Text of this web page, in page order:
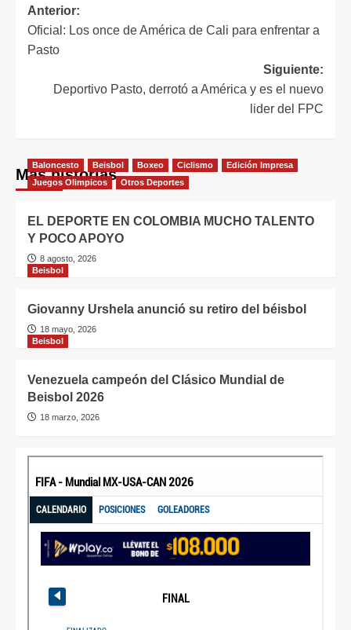
Anterior:
Oficial: Los once de América de Cali para enfrentar a
Pasto
Siguiente:
Deportivo Pasto, derrotó a América y es el nuevo
lider del FPC
Más historias
Baloncesto Beisbol Boxeo Ciclismo
Edición Impresa
Juegos Olimpicos
Otros Deportes
EL DEPORTE EN COLOMBIA MUCHO TALENTO
Y POCO APOYO
8 agosto, 2026
Beisbol
Giovanny Urshela anunció su retiro del béisbol
18 mayo, 2026
Beisbol
Venezuela campeón del Clásico Mundial de
Beisbol 2026
18 marzo, 2026